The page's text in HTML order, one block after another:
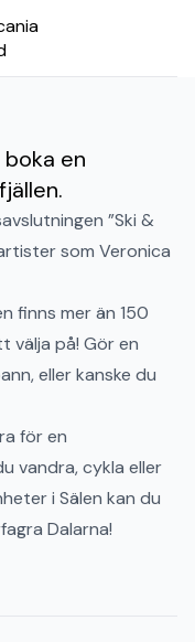
en
”Ski &
som Veronica
finns mer än 150
välja på! Gör en
eller kanske du
för en
vandra, cykla eller
i Sälen kan du
Dalarna!